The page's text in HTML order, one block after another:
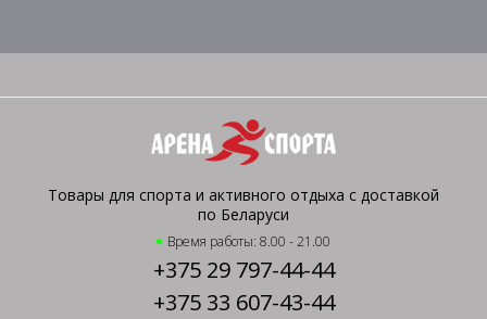
Товары для спорта и активного отдыха с доставкой
по Беларуси
Время работы: 8.00 - 21.00
+375 29 797-44-44
+375 33 607-43-44